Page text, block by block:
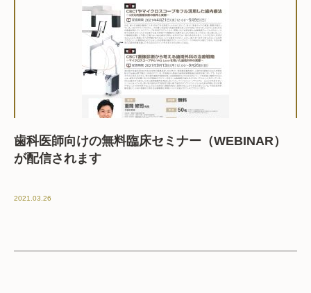
歯科医師向けの無料臨床セミナー（WEBINAR）
が配信されます
2021.03.26